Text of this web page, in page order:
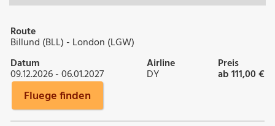
Route
Billund (BLL) - London (LGW)
Datum
09.12.2026 - 06.01.2027
Airline
DY
Preis
ab 111,00 €
Fluege finden